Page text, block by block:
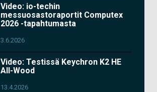
Video: io-techin
messuosastoraportit Computex
2026 -tapahtumasta
3.6.2026
Video: Testissä Keychron K2 HE
All-Wood
13.4.2026